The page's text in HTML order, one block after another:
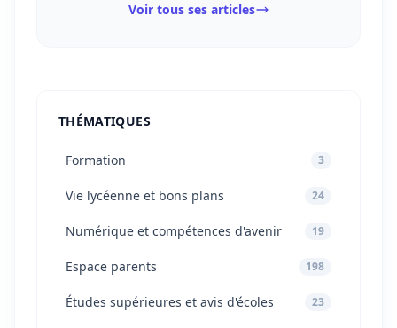
Voir tous ses articles
THÉMATIQUES
Formation 3
Vie lycéenne et bons plans 24
Numérique et compétences d'avenir 19
Espace parents 198
Études supérieures et avis d'écoles 23